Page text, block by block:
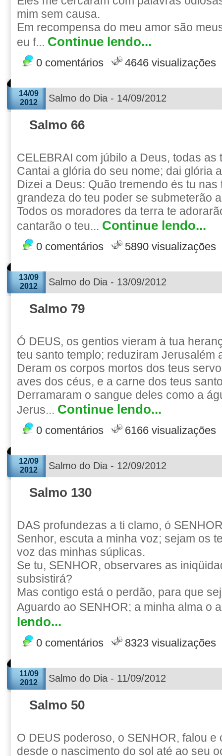
mim sem causa.
Em recompensa do meu amor são
eu f... Continue lendo...
0 comentários 4646 visualizações
14/09
2012
Salmo do Dia - 14/09/2012
Salmo 66
CELEBRAI com júbilo a Deus, todas as
Cantai a glória do seu nome; dai glória
Dizei a Deus: Quão tremendo és tu nas
grandeza do teu poder se submeterão
Todos os moradores da terra te
cantarão o teu... Continue lendo...
0 comentários 5890 visualizações
13/09
2012
Salmo do Dia - 13/09/2012
Salmo 79
Ó DEUS, os gentios vieram à tua
teu santo templo; reduziram Jerusalém
Deram os corpos mortos dos teus
aves dos céus, e a carne dos teus
Derramaram o sangue deles como a
Jerus... Continue lendo...
0 comentários 6166 visualizações
12/09
2012
Salmo do Dia - 12/09/2012
Salmo 130
DAS profundezas a ti clamo, ó
Senhor, escuta a minha voz; sejam os
voz das minhas súplicas.
Se tu, SENHOR, observares as
subsistirá?
Mas contigo está o perdão, para que
Aguardo ao SENHOR; a minha alma o
lendo...
0 comentários 8323 visualizações
11/09
2012
Salmo do Dia - 11/09/2012
Salmo 50
O DEUS poderoso, o SENHOR, falou e
desde o nascimento do sol até ao seu